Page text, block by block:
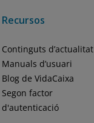
Recursos
Continguts d’actualitat
Manuals d’usuari
Blog de VidaCaixa
Segon factor
d'autenticació